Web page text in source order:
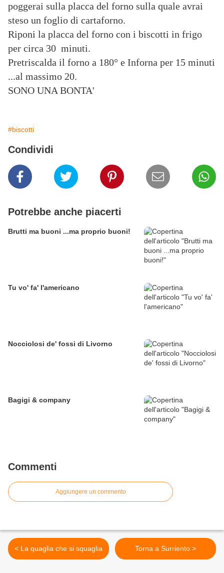
poggerai sulla placca del forno sulla quale avrai
steso un foglio di cartaforno.
Riponi la placca del forno con i biscotti in frigo
per circa 30 minuti.
Pretriscalda il forno a 180° e Inforna per 15 minuti
...al massimo 20.
SONO UNA BONTA'
#biscotti
Condividi
Potrebbe anche piacerti
Brutti ma buoni ...ma proprio buoni!
Tu vo' fa' l'americano
Nocciolosi de' fossi di Livorno
Bagigi & company
Commenti
Aggiungere un commento
< La quaglia che si squaglia Torna a Surriento >